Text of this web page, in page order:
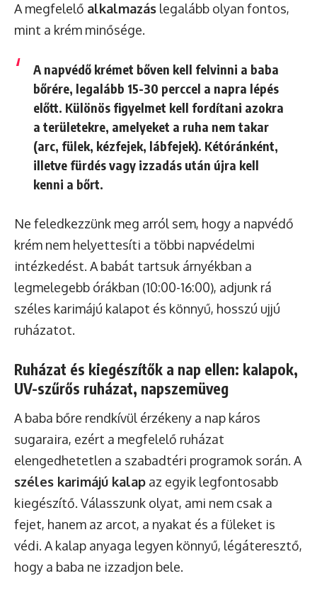
A megfelelő alkalmazás legalább olyan fontos,
mint a krém minősége.
A napvédő krémet bőven kell felvinni a baba
bőrére, legalább 15-30 perccel a napra lépés
előtt. Különös figyelmet kell fordítani azokra
a területekre, amelyeket a ruha nem takar
(arc, fülek, kézfejek, lábfejek). Kétóránként,
illetve fürdés vagy izzadás után újra kell
kenni a bőrt.
Ne feledkezzünk meg arról sem, hogy a napvédő
krém nem helyettesíti a többi napvédelmi
intézkedést. A babát tartsuk árnyékban a
legmelegebb órákban (10:00-16:00), adjunk rá
széles karimájú kalapot és könnyű, hosszú ujjú
ruházatot.
Ruházat és kiegészítők a nap ellen: kalapok,
UV-szűrős ruházat, napszemüveg
A baba bőre rendkívül érzékeny a nap káros
sugaraira, ezért a megfelelő ruházat
elengedhetetlen a szabadtéri programok során. A
széles karimájú kalap az egyik legfontosabb
kiegészítő. Válasszunk olyat, ami nem csak a
fejet, hanem az arcot, a nyakat és a füleket is
védi. A kalap anyaga legyen könnyű, légáteresztő,
hogy a baba ne izzadjon bele.